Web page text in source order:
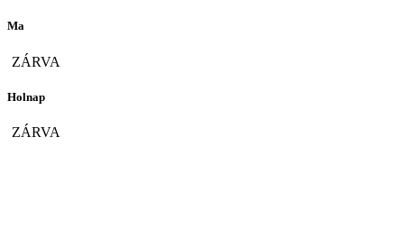
Ma
ZÁRVA
Holnap
ZÁRVA